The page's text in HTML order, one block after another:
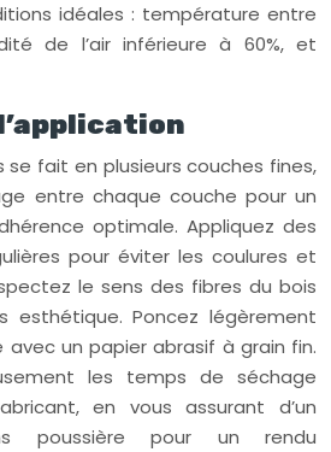
idéales : température entre
de l’air inférieure à 60%, et
se fait en plusieurs couches fines,
entre chaque couche pour un
optimale. Appliquez des
pour éviter les coulures et
le sens des fibres du bois
esthétique. Poncez légèrement
un papier abrasif à grain fin.
les temps de séchage
en vous assurant d’un
poussière pour un rendu